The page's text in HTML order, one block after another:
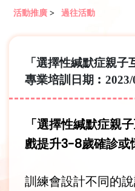
活動推廣 > 過往活動
「選擇性緘默症親
專業培訓日期︰2023/
「選擇性緘默症
戲提升3-8歲確診或
訓練會設計不同的